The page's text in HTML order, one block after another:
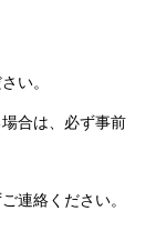
い。
合は、必ず事前
連絡ください。